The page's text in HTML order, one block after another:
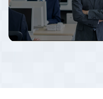
心に、労働保険・社会保険等の
諸手続きを行ってまいりまし
た。給与計算のアウトソーシン
グをご検討されている企業様は
ぜひ一度ご相談ください。
当事務所では、貴社の状況をヒ
アリングさせていただいた上
で、貴社に最適な就業規則を提